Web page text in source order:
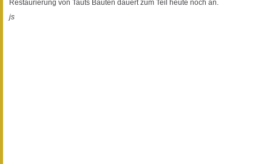
Restaurierung von Tauts Bauten dauert zum Teil heute noch an.
js